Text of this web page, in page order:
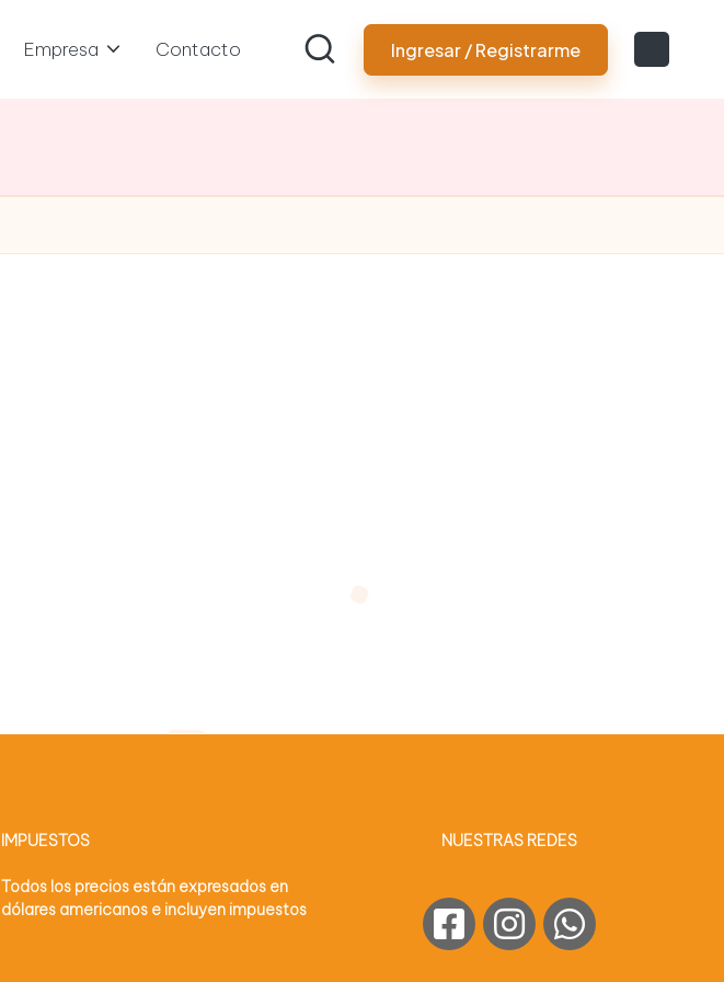
Empresa Contacto Ingresar / Registrarme
IMPUESTOS
Todos los precios están expresados en
dólares americanos e incluyen impuestos
NUESTRAS REDES